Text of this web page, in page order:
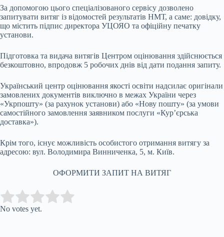
За допомогою цього спеціалізованого сервісу дозволено
запитувати витяг із відомостей результатів НМТ, а саме: довідку,
що містить підпис директора УЦОЯО та офіційну печатку
установи.
Підготовка та видача витягів Центром оцінювання здійснюється
безкоштовно, впродовж 5 робочих днів від дати подання запиту.
Український центр оцінювання якості освіти надсилає оригінали
замовлених документів виключно в межах України через
«Укрпошту» (за рахунок установи) або «Нову пошту» (за умови
самостійного замовлення заявником послуги «Кур’єрська
доставка»).
Крім того, існує можливість особистого отримання витягу за
адресою: вул. Володимира Винниченка, 5, м. Київ.
ОФОРМИТИ ЗАПИТ НА ВИТЯГ
Rate this item:
No votes yet.